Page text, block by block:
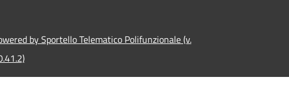
by Sportello Telematico Polifunzionale (v.